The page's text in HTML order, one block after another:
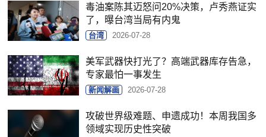
毒油案陈其迈怒问20%决策，卢秀燕证实
了，曝台湾当局有内鬼
台湾 2026-07-28
美军武器快打光了？高端武器库存告急，
专家最怕一事发生
新闻解画 2026-07-28
攻破世界级难题、申遗成功！本周我国多
领域实现历史性突破